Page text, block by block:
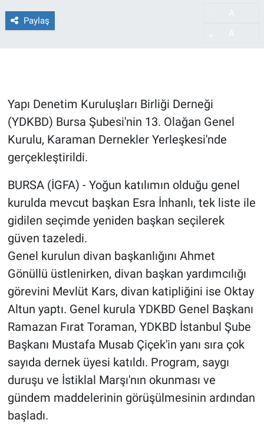
Paylaş
Yapı Denetim Kuruluşları Birliği Derneği
(YDKBD) Bursa Şubesi'nin 13. Olağan Genel
Kurulu, Karaman Dernekler Yerleşkesi'nde
gerçekleştirildi.
BURSA (İGFA) - Yoğun katılımın olduğu genel
kurulda mevcut başkan Esra İnhanlı, tek liste ile
gidilen seçimde yeniden başkan seçilerek
güven tazeledi.
Genel kurulun divan başkanlığını Ahmet
Gönüllü üstlenirken, divan başkan yardımcılığı
görevini Mevlüt Kars, divan katipliğini ise Oktay
Altun yaptı. Genel kurula YDKBD Genel Başkanı
Ramazan Fırat Toraman, YDKBD İstanbul Şube
Başkanı Mustafa Musab Çiçek'in yanı sıra çok
sayıda dernek üyesi katıldı. Program, saygı
duruşu ve İstiklal Marşı'nın okunması ve
gündem maddelerinin görüşülmesinin ardından
başladı.